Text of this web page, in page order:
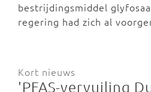
bestrijdingsmiddel
regering had zich al
Kort nieuws
'PFAS-vervuiling